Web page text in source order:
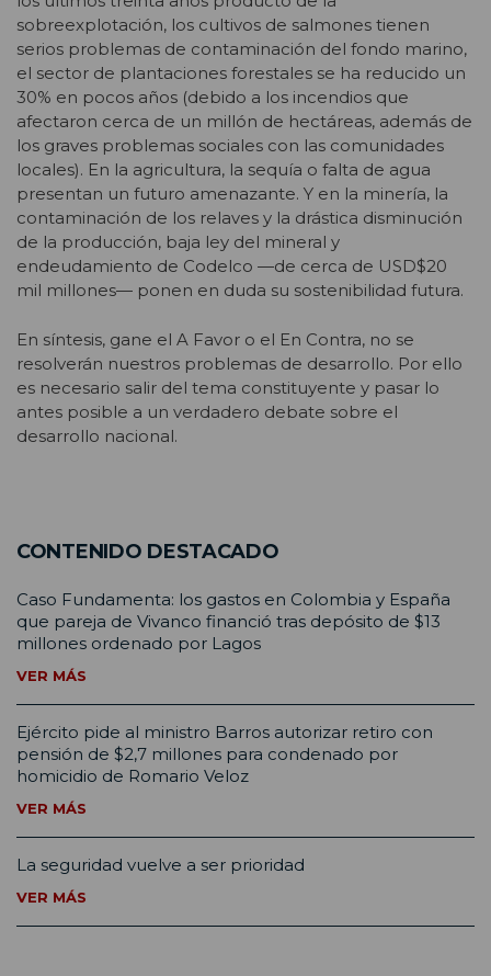
sobreexplotación, los cultivos de salmones tienen
serios problemas de contaminación del fondo marino,
el sector de plantaciones forestales se ha reducido un
30% en pocos años (debido a los incendios que
afectaron cerca de un millón de hectáreas, además de
los graves problemas sociales con las comunidades
locales). En la agricultura, la sequía o falta de agua
presentan un futuro amenazante. Y en la minería, la
contaminación de los relaves y la drástica disminución
de la producción, baja ley del mineral y
endeudamiento de Codelco —de cerca de USD$20
mil millones— ponen en duda su sostenibilidad futura.
En síntesis, gane el A Favor o el En Contra, no se
resolverán nuestros problemas de desarrollo. Por ello
es necesario salir del tema constituyente y pasar lo
antes posible a un verdadero debate sobre el
desarrollo nacional.
CONTENIDO DESTACADO
Caso Fundamenta: los gastos en Colombia y España
que pareja de Vivanco financió tras depósito de $13
millones ordenado por Lagos
VER MÁS
Ejército pide al ministro Barros autorizar retiro con
pensión de $2,7 millones para condenado por
homicidio de Romario Veloz
VER MÁS
La seguridad vuelve a ser prioridad
VER MÁS